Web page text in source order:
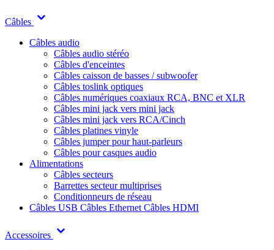
Câbles
Câbles audio
Câbles audio stéréo
Câbles d'enceintes
Câbles caisson de basses / subwoofer
Câbles toslink optiques
Câbles numériques coaxiaux RCA, BNC et XLR
Câbles mini jack vers mini jack
Câbles mini jack vers RCA/Cinch
Câbles platines vinyle
Câbles jumper pour haut-parleurs
Câbles pour casques audio
Alimentations
Câbles secteurs
Barrettes secteur multiprises
Conditionneurs de réseau
Câbles USB Câbles Ethernet Câbles HDMI
Accessoires